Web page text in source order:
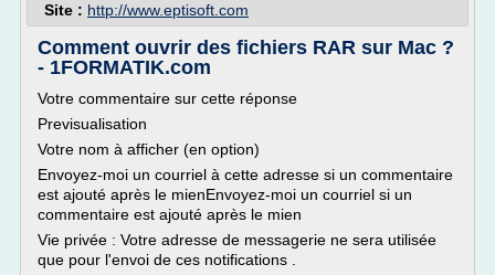
Site : http://www.eptisoft.com
Comment ouvrir des fichiers RAR sur Mac ?
- 1FORMATIK.com
Votre commentaire sur cette réponse
Previsualisation
Votre nom à afficher (en option)
Envoyez-moi un courriel à cette adresse si un commentaire
est ajouté après le mienEnvoyez-moi un courriel si un
commentaire est ajouté après le mien
Vie privée : Votre adresse de messagerie ne sera utilisée
que pour l'envoi de ces notifications .